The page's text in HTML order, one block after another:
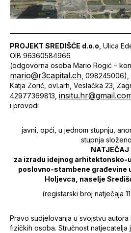
PROJEKT SREDIŠĆE d.o.o , Ulica
OIB 96360584966
(odgovorna osoba Mario Rogić –
mario@r3capital.ch ,
Katja Zorić, ovl.arh, Veslačka 23,
42977369813,
i provodi
javni, opći, u jednom stupnju,
stupnja
NATJEČAJ
za izradu idejnog arhitektonsko-
poslovno-stambene građevine
Holjevca, naselje
(registarski broj natječaja
Pravo sudjelovanja u svojstvu autora
fizičkih osoba. Stručnost